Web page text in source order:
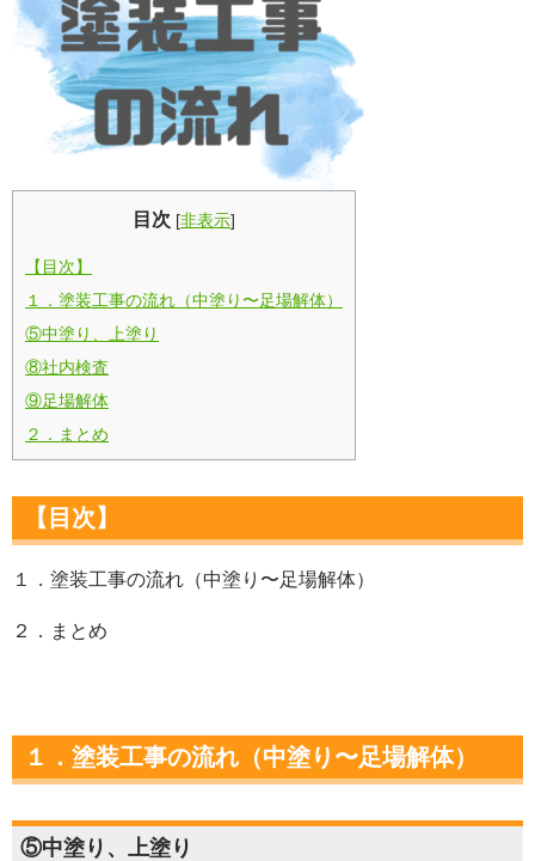
目次 [非表示]
【目次】
１．塗装工事の流れ（中塗り〜足場解体）
⑤中塗り、上塗り
⑧社内検査
⑨足場解体
２．まとめ
【目次】
１．塗装工事の流れ（中塗り〜足場解体）
２．まとめ
１．塗装工事の流れ（中塗り〜足場解体）
⑤中塗り、上塗り